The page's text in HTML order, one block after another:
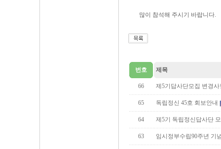
많이 참석해 주시기 바랍니다.
번호 제목
66 제5기답사단모집 변경사
65 독립정신 45호 회보안내
64 제5기 독립정신답사단
63 임시정부수립90주년 기